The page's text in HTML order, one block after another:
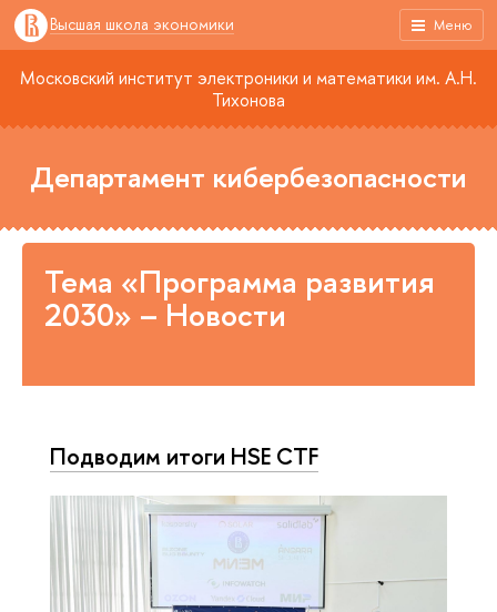
Меню
Высшая школа экономики
Московский институт электроники и математики им. А.Н.
Тихонова
Департамент кибербезопасности
Тема «Программа развития
2030» – Новости
Подводим итоги HSE CTF